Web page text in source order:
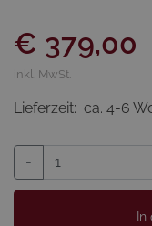
€ 379,00
inkl. MwSt.
Lieferzeit: ca. 4-6
-
In